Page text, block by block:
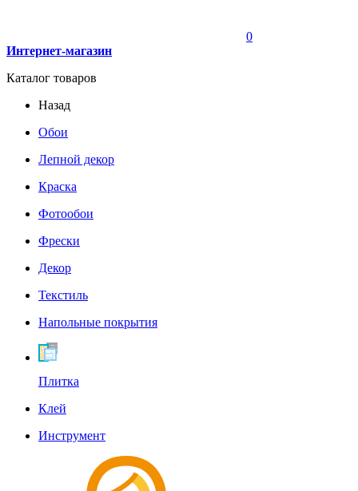
0
Интернет-магазин
Каталог товаров
Назад
Обои
Лепной декор
Краска
Фотообои
Фрески
Декор
Текстиль
Напольные покрытия
Плитка
Клей
Инструмент